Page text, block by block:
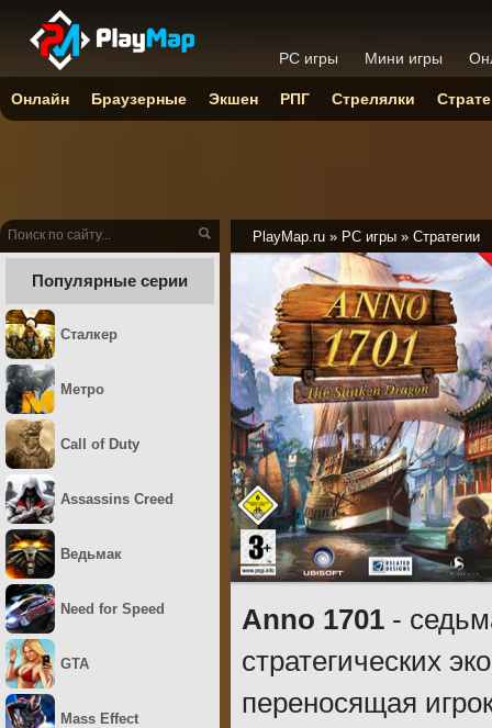
PlayMap.ru » PC игры » Стратегии
Anno 1701 -
стратегических
переносящая
Популярные серии
Сталкер
Метро
Call of Duty
Assassins Creed
Ведьмак
Need for Speed
GTA
Mass Effect
PC игры Мини игры
Онлайн Браузерные Экшен РПГ Стрелялки